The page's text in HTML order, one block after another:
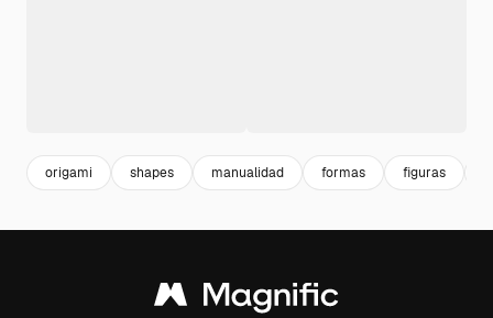
origami shapes manualidad formas figuras